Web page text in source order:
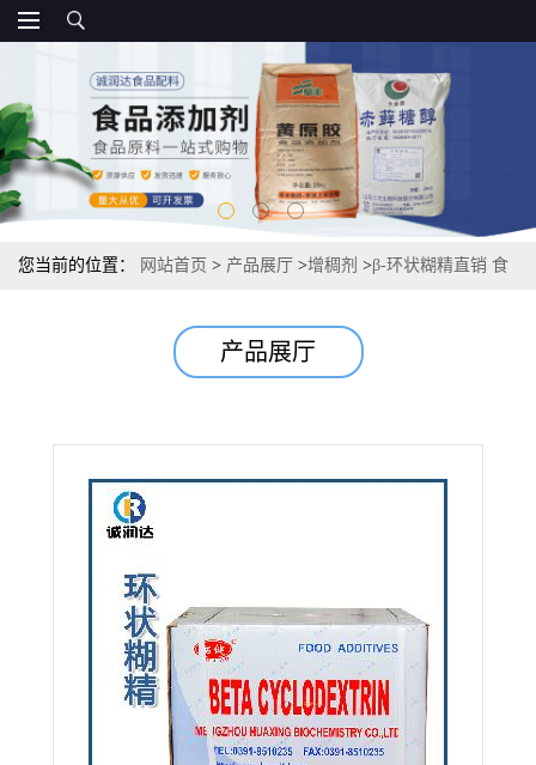
您当前的位置： 网站首页 > 产品展厅 >增稠剂 >β-环状糊精直销 食
产品展厅